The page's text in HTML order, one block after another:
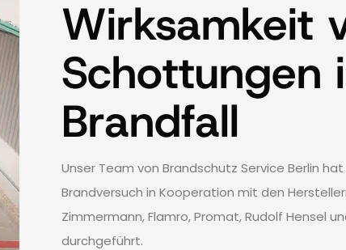
Wirksamkeit
Schottungen
Brandfall
Unser Team von Brandschutz Service Berlin
Brandversuch in Kooperation mit den
Zimmermann, Flamro, Promat, Rudolf Hensel
durchgeführt.